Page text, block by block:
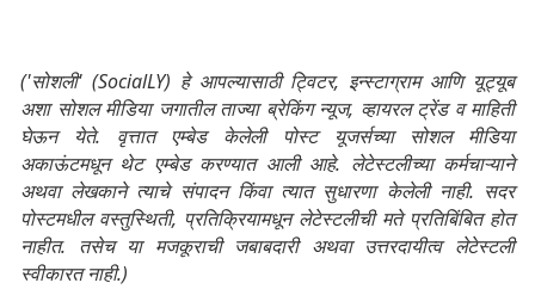
('सोशली' (SocialLY) हे आपल्यासाठी ट्विटर, इन्स्टाग्राम आणि यूट्यूब
अशा सोशल मीडिया जगातील ताज्या ब्रेकिंग न्यूज, व्हायरल ट्रेंड व माहिती
घेऊन येते. वृत्तात एम्बेड केलेली पोस्ट यूजर्सच्या सोशल मीडिया
अकाऊंटमधून थेट एम्बेड करण्यात आली आहे. लेटेस्टलीच्या कर्मचाऱ्याने
अथवा लेखकाने त्याचे संपादन किंवा त्यात सुधारणा केलेली नाही. सदर
पोस्टमधील वस्तुस्थिती, प्रतिक्रियामधून लेटेस्टलीची मते प्रतिबिंबित होत
नाहीत. तसेच या मजकूराची जबाबदारी अथवा उत्तरदायीत्व लेटेस्टली
स्वीकारत नाही.)